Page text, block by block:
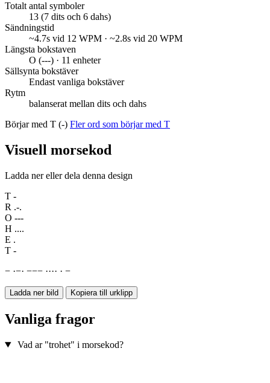
Totalt antal symboler
13 (7 dits och 6 dahs)
Sändningstid
~4.7s vid 12 WPM · ~2.8s vid 20 WPM
Längsta bokstaven
O (---) · 11 enheter
Sällsynta bokstäver
Endast vanliga bokstäver
Rytm
balanserat mellan dits och dahs
Börjar med T (-) Fler ord som börjar med T
Visuell morsekod
Ladda ner eller dela denna design
T -
R .-.
O ---
H ....
E .
T -
− ·−· −−− ···· · −
Ladda ner bild Kopiera till urklipp
Vanliga fragor
Vad ar "trohet" i morsekod?